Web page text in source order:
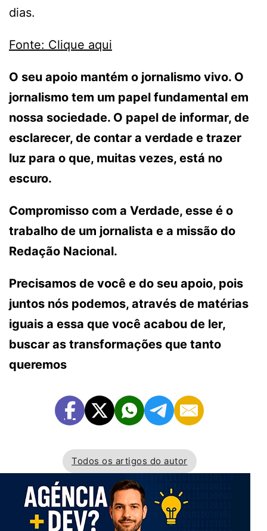
dias.
Fonte: Clique aqui
O seu apoio mantém o jornalismo vivo. O
jornalismo tem um papel fundamental em
nossa sociedade. O papel de informar, de
esclarecer, de contar a verdade e trazer
luz para o que, muitas vezes, está no
escuro.
Compromisso com a Verdade, esse é o
trabalho de um jornalista e a missão do
Redação Nacional.
Precisamos de você e do seu apoio, pois
juntos nós podemos, através de matérias
iguais a essa que você acabou de ler,
buscar as transformações que tanto
queremos
Todos os artigos do autor